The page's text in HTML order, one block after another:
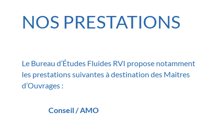
NOS PRESTATIONS
Le Bureau d’Études Fluides RVI propose notamment
les prestations suivantes à destination des Maitres
d’Ouvrages :
Conseil / AMO